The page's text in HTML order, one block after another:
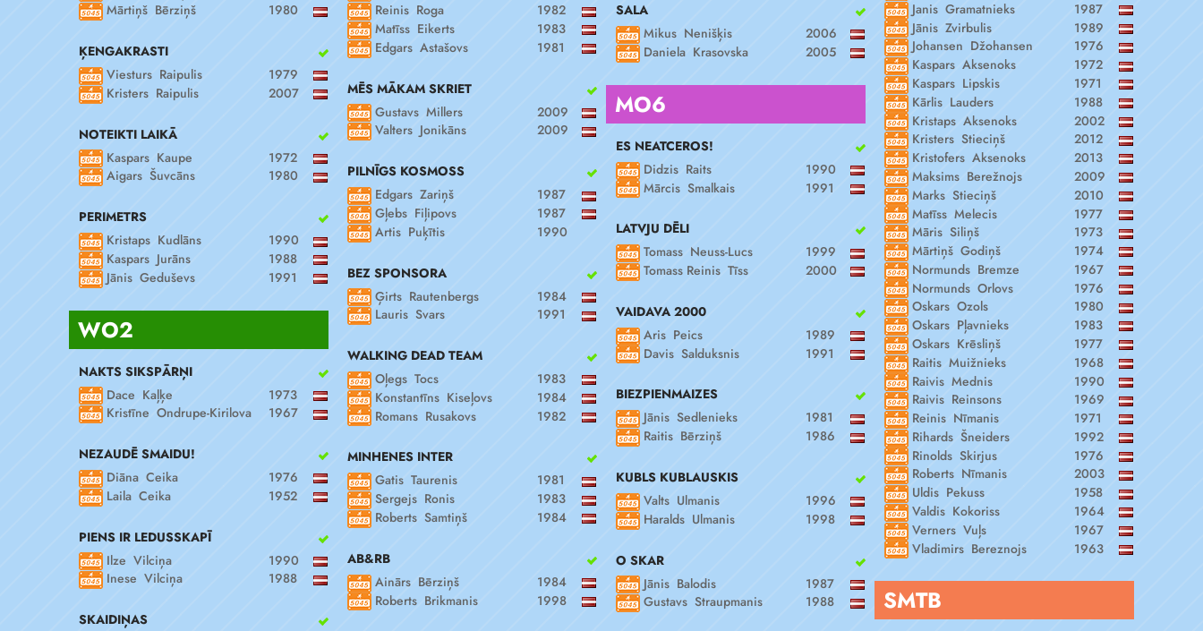
Mārtiņš Bērziņš
1980
ĶENGAKRASTI
Viesturs Raipulis
1979
Kristers Raipulis
2007
NOTEIKTI LAIKĀ
Kaspars Kaupe
1972
Aigars Šuvcāns
1980
PERIMETRS
Kristaps Kudlāns
1990
Kaspars Jurāns
1988
Jānis Geduševs
1991
WO2
NAKTS SIKSPĀRŅI
Dace Kaļķe
1973
Kristīne Ondrupe-Kirilova
1967
NEZAUDĒ SMAIDU!
Diāna Ceika
1976
Laila Ceika
1952
PIENS IR LEDUSSKAPĪ
Ilze Vilciņa
1990
Inese Vilciņa
1988
SKAIDIŅAS
Reinis Roga
1982
Matīss Eikerts
1983
Edgars Astašovs
1981
MĒS MĀKAM SKRIET
Gustavs Millers
2009
Valters Jonikāns
2009
PILNĪGS KOSMOSS
Edgars Zariņš
1987
Gļebs Fiļipovs
1987
Artis Puķītis
1990
BEZ SPONSORA
Ģirts Rautenbergs
1984
Lauris Svars
1991
WALKING DEAD TEAM
Oļegs Tocs
1983
Konstantīns Kiseļovs
1984
Romans Rusakovs
1982
MINHENES INTER
Gatis Taurenis
1981
Sergejs Ronis
1983
Roberts Samtiņš
1984
AB&RB
Ainārs Bērziņš
1984
Roberts Brikmanis
1998
SALA
Mikus Nenišķis
2006
Daniela Krasovska
2005
MO6
ES NEATCEROS!
Didzis Raits
1990
Mārcis Smalkais
1991
LATVJU DĒLI
Tomass Neuss-Lucs
1999
Tomass Reinis Tīss
2000
VAIDAVA 2000
Aris Peics
1989
Davis Salduksnis
1991
BIEZPIENMAIZES
Jānis Sedlenieks
1981
Raitis Bērziņš
1986
KUBLS KUBLAUSKIS
Valts Ulmanis
1996
Haralds Ulmanis
1998
O SKAR
Jānis Balodis
1987
Gustavs Straupmanis
1988
Janis Gramatnieks
1987
Jānis Zvirbulis
1989
Johansen Džohansen
1976
Kaspars Aksenoks
1972
Kaspars Lipskis
1971
Kārlis Lauders
1988
Kristaps Aksenoks
2002
Kristers Stieciņš
2012
Kristofers Aksenoks
2013
Maksims Berežnojs
2009
Marks Stieciņš
2010
Matīss Melecis
1977
Māris Siliņš
1973
Mārtiņš Godiņš
1974
Normunds Bremze
1967
Normunds Orlovs
1976
Oskars Ozols
1980
Oskars Pļavnieks
1983
Oskars Krēsliņš
1977
Raitis Muižnieks
1968
Raivis Mednis
1990
Raivis Reinsons
1969
Reinis Nīmanis
1971
Rihards Šneiders
1992
Rinolds Skirjus
1976
Roberts Nīmanis
2003
Uldis Pekuss
1958
Valdis Kokoriss
1964
Verners Vuļs
1967
Vladimirs Bereznojs
1963
SMTB